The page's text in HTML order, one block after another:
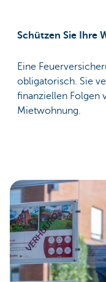
Schützen Sie Ihre
Eine
obligatorisch. Sie
finanziellen Folgen
Mietwohnung.